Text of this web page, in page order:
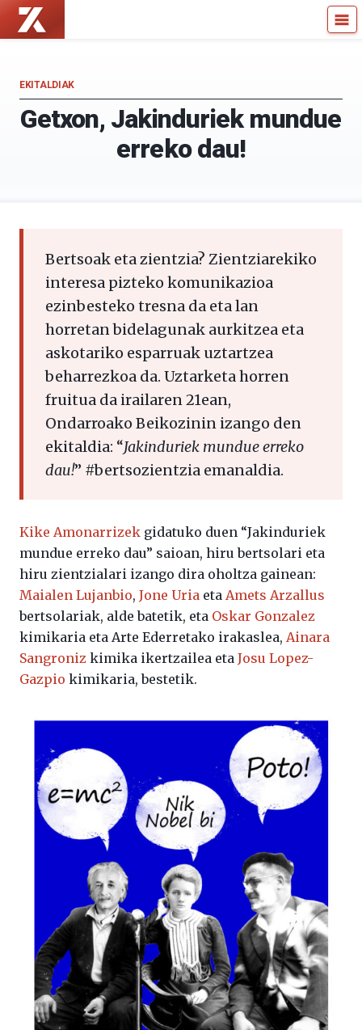
Zientzia
Kultura
Katedra
Kultura
Getxon, Jakinduriek mundue
erreko dau!
EKITALDIAK
Bertsoak eta zientzia? Zientziarekiko
interesa pizteko komunikazioa
ezinbesteko tresna da eta lan
horretan bidelagunak aurkitzea eta
askotariko esparruak uztartzea
beharrezkoa da. Uztarketa horren
fruitua da irailaren 21ean,
Ondarroako Beikozinin izango den
ekitaldia: “Jakinduriek mundue erreko
dau!” #bertsozientzia emanaldia.
Kike Amonarrizek gidatuko duen “Jakinduriek
mundue erreko dau” saioan, hiru bertsolari eta
hiru zientzialari izango dira oholtza gainean:
Maialen Lujanbio, Jone Uria eta Amets Arzallus
bertsolariak, alde batetik, eta Oskar Gonzalez
kimikaria eta Arte Ederretako irakaslea, Ainara
Sangroniz kimika ikertzailea eta Josu Lopez-
Gazpio kimikaria, bestetik.